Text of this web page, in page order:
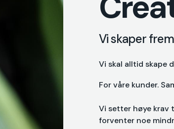
Vi skaper
Vi skal alltid skape
For våre kunder.
Vi setter høye krav
forventer noe